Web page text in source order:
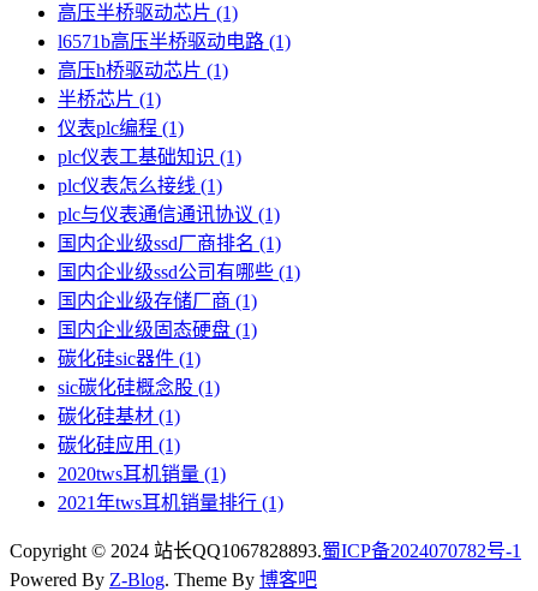
高压半桥驱动芯片 (1)
l6571b高压半桥驱动电路 (1)
高压h桥驱动芯片 (1)
半桥芯片 (1)
仪表plc编程 (1)
plc仪表工基础知识 (1)
plc仪表怎么接线 (1)
plc与仪表通信通讯协议 (1)
国内企业级ssd厂商排名 (1)
国内企业级ssd公司有哪些 (1)
国内企业级存储厂商 (1)
国内企业级固态硬盘 (1)
碳化硅sic器件 (1)
sic碳化硅概念股 (1)
碳化硅基材 (1)
碳化硅应用 (1)
2020tws耳机销量 (1)
2021年tws耳机销量排行 (1)
Copyright © 2024 站长QQ1067828893.蜀ICP备2024070782号-1
Powered By Z-Blog. Theme By 博客吧